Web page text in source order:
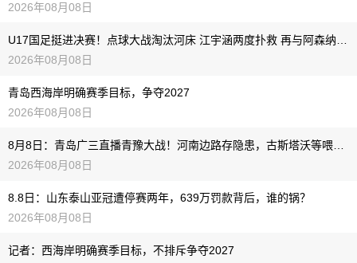
2026年08月08日
2026年08月08日
青岛西海岸明确赛季目标，争夺2027
2026年08月08日
2026年08月08日
8.8日：山东泰山亚冠遭停赛两年，639万罚款背后，谁的锅？
2026年08月08日
记者：西海岸明确赛季目标，不排斥争夺2027